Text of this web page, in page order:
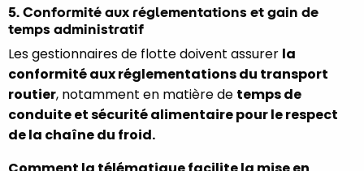
5. Conformité aux réglementations et gain de
temps administratif
Les gestionnaires de flotte doivent assurer la
conformité aux réglementations du transport
routier, notamment en matière de temps de
conduite et sécurité alimentaire pour le respect
de la chaîne du froid.